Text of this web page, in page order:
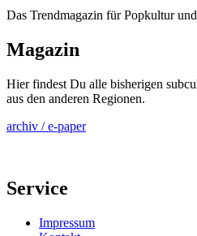
Das Trendmagazin für Popkultur
Magazin
Hier findest Du alle bisherigen
aus den anderen Regionen.
archiv / e-paper
Service
Impressum